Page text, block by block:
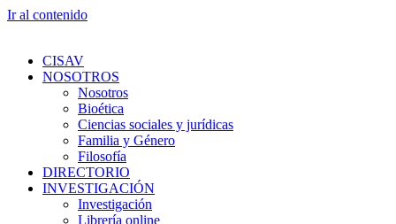
Ir al contenido
CISAV
NOSOTROS
Nosotros
Bioética
Ciencias sociales y jurídicas
Familia y Género
Filosofía
DIRECTORIO
INVESTIGACIÓN
Investigación
Librería online